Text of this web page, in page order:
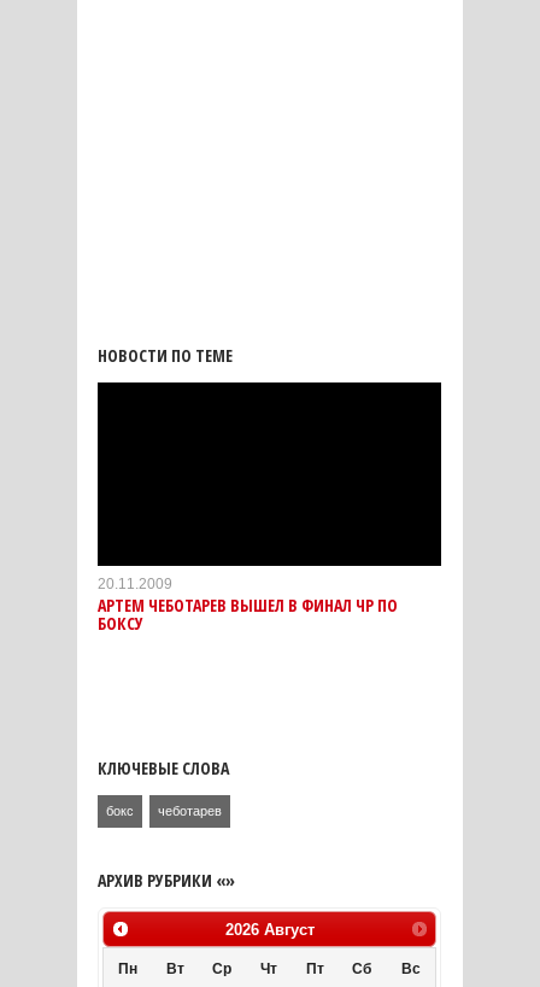
НОВОСТИ ПО ТЕМЕ
20.11.2009
АРТЕМ ЧЕБОТАРЕВ ВЫШЕЛ В ФИНАЛ ЧР ПО
БОКСУ
КЛЮЧЕВЫЕ СЛОВА
бокс чеботарев
АРХИВ РУБРИКИ «»
2026 Август
Пн Вт Ср Чт Пт Сб Вс